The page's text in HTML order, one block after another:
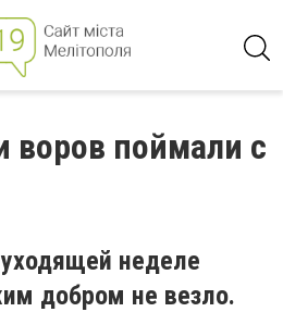
воров поймали с
неделе
добром не везло.